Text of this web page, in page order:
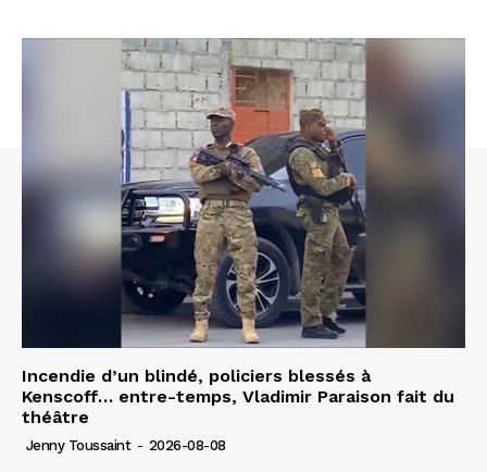
Incendie d’un blindé, policiers blessés à
Kenscoff… entre-temps, Vladimir Paraison fait du
théâtre
Jenny Toussaint - 2026-08-08